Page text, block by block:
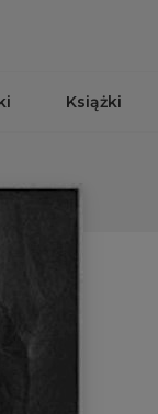
Książki